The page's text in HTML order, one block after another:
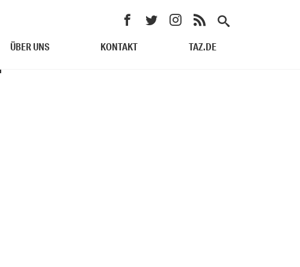
ÜBER UNS KONTAKT TAZ.DE